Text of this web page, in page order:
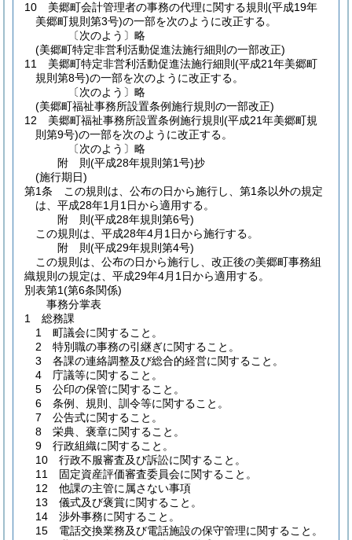
10
美郷町会計管理者の事務の代理に関する規則 (平成19年
美郷町規則第3号)の一部を次のように改正する。
〔次のよう〕略
(美郷町特定非営利活動促進法施行細則の一部改正)
11
美郷町特定非営利活動促進法施行細則 (平成21年美郷町
規則第8号)の一部を次のように改正する。
〔次のよう〕略
(美郷町福祉事務所設置条例施行規則の一部改正)
12
美郷町福祉事務所設置条例施行規則 (平成21年美郷町規
則第9号)の一部を次のように改正する。
〔次のよう〕略
附 則(平成28年規則第1号)抄
(施行期日)
第1条
この規則は、公布の日から施行し、第1条以外の規定
は、平成28年1月1日から適用する。
附 則(平成28年規則第6号)
この規則は、平成28年4月1日から施行する。
附 則(平成29年規則第4号)
この規則は、公布の日から施行し、改正後の美郷町事務組
織規則の規定は、平成29年4月1日から適用する。
別表第1(第6条関係)
事務分掌表
1 総務課
1 町議会に関すること。
2 特別職の事務の引継ぎに関すること。
3 各課の連絡調整及び総合的経営に関すること。
4 庁議等に関すること。
5 公印の保管に関すること。
6 条例、規則、訓令等に関すること。
7 公告式に関すること。
8 栄典、褒章に関すること。
9 行政組織に関すること。
10 行政不服審査及び訴訟に関すること。
11 固定資産評価審査委員会に関すること。
12 他課の主管に属さない事項
13 儀式及び褒賞に関すること。
14 渉外事務に関すること。
15 電話交換業務及び電話施設の保守管理に関すること。